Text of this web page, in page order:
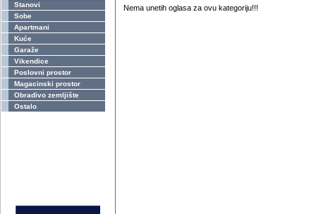
Stanovi
Sobe
Apartmani
Kuće
Garaže
Vikendice
Poslovni prostor
Magacinski prostor
Obradivo zemljište
Ostalo
Nema unetih oglasa za ovu kategoriju!!!